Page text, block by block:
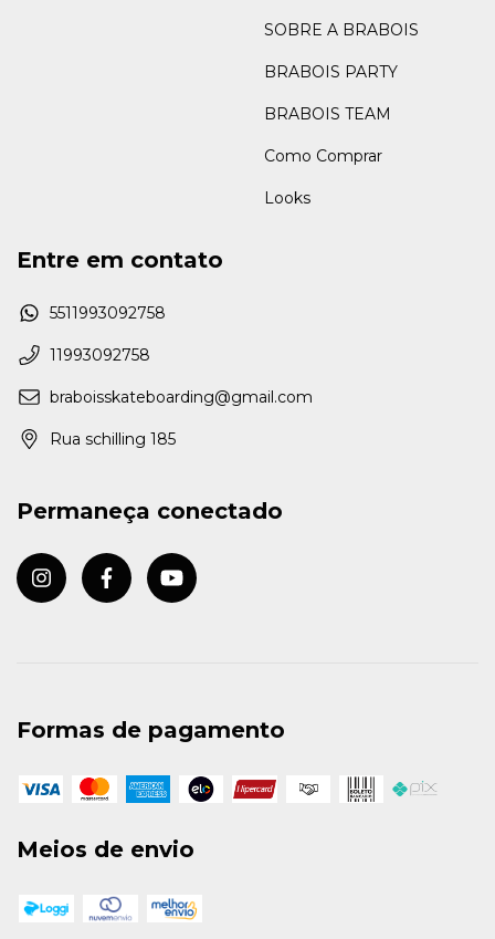
SOBRE A BRABOIS
BRABOIS PARTY
BRABOIS TEAM
Como Comprar
Looks
Entre em contato
5511993092758
11993092758
braboisskateboarding@gmail.com
Rua schilling 185
Permaneça conectado
Formas de pagamento
Meios de envio